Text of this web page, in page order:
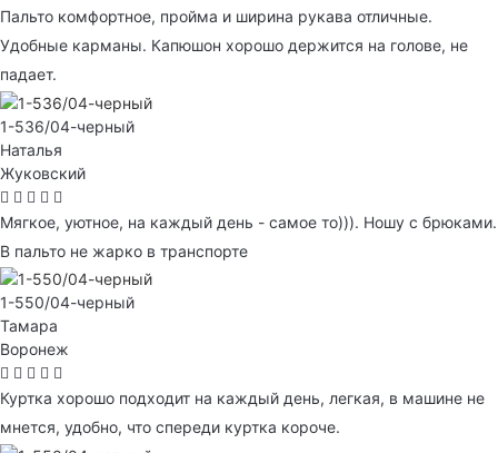
Пальто комфортное, пройма и ширина рукава отличные.
Удобные карманы. Капюшон хорошо держится на голове, не
падает.
1-536/04-черный
Наталья
Жуковский
Мягкое, уютное, на каждый день - самое то))). Ношу с брюками.
В пальто не жарко в транспорте
1-550/04-черный
Тамара
Воронеж
Куртка хорошо подходит на каждый день, легкая, в машине не
мнется, удобно, что спереди куртка короче.